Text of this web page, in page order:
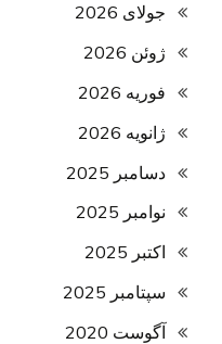
جولای 2026
ژوئن 2026
فوریه 2026
ژانویه 2026
دسامبر 2025
نوامبر 2025
اکتبر 2025
سپتامبر 2025
آگوست 2020